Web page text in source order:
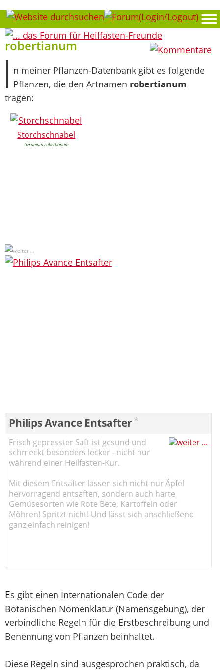
robertianum
I n meiner Pflanzen-Datenbank gibt es folgende
Pflanzen, die den Artnamen robertianum
tragen:
Storchschnabel
Geranium robertianum
Philips Avance Entsafter *
Frisch gepresster Saft ist gesund und
schmeckt besonders lecker - nicht nur
während einer Heilfasten-Kur.
Mit diesem Entsafter lassen sich nicht nur Äpfel
hervorragend entsaften, sondern auch harte
Gemüsesorten wie Rote Bete, Kartoffeln oder
Möhren! Spritzt nicht! Und lässt sich anschließend
ganz einfach reinigen!
Es gibt einen Internationalen Code der
Botanischen Nomenklatur (Namensgebung), der
verbindliche Regeln für die Erstbeschreibung und
Benennung von Pflanzen beinhaltet.
Diese Regeln sind ausgesprochen praktisch, da